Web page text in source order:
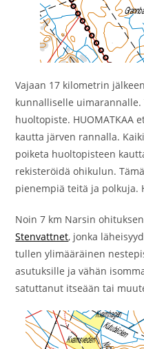
Vajaan 17 kilometrin
kunnalliselle uimarannalle.
huoltopiste. HUOMATKAA
kautta järven rannalla.
poiketa huoltopisteen
rekisteröidä ohikulun.
pienempiä teitä ja polkuja.
Noin 7 km Narsin
Stenvattnet, jonka
tullen ylimääräinen
asutuksille ja vähän
satuttanut itseään tai